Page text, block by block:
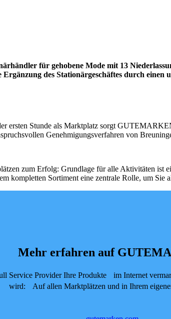
für gehobene Mode mit 13
Ergänzung des Stationärgeschäftes durch einen
ersten Stunde als Marktplatz sorgt
Genehmigungsverfahren von
zum Erfolg: Grundlage für alle Aktivitäten ist
kompletten Sortiment eine zentrale Rolle, um Sie
Mehr erfahren auf
Service Provider Ihre Produkte im Internet
wird: Auf allen Marktplätzen und in Ihrem